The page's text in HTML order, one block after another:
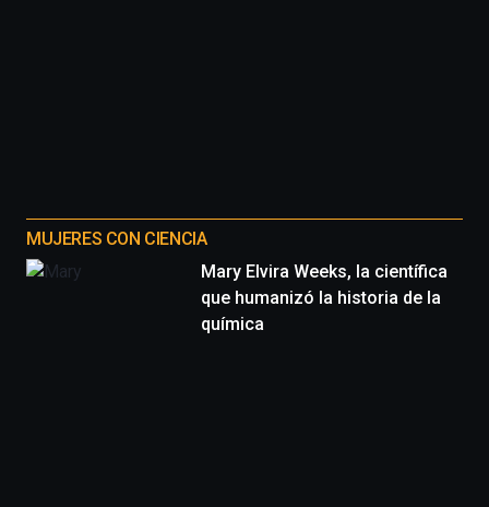
MUJERES CON CIENCIA
Mary Elvira Weeks, la científica
que humanizó la historia de la
química